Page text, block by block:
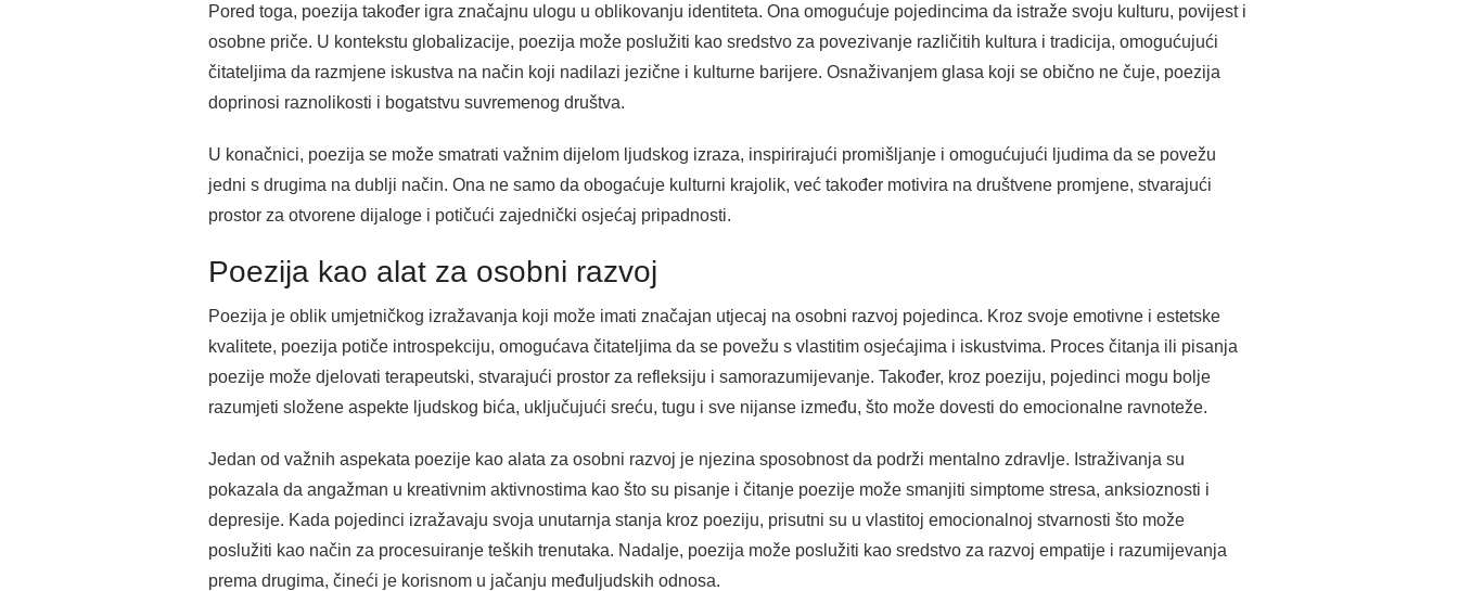
Pored toga, poezija također igra značajnu ulogu u oblikovanju identiteta. Ona omogućuje pojedincima da istraže svoju kulturu, povijest i
osobne priče. U kontekstu globalizacije, poezija može poslužiti kao sredstvo za povezivanje različitih kultura i tradicija, omogućujući
čitateljima da razmjene iskustva na način koji nadilazi jezične i kulturne barijere. Osnaživanjem glasa koji se obično ne čuje, poezija
doprinosi raznolikosti i bogatstvu suvremenog društva.
U konačnici, poezija se može smatrati važnim dijelom ljudskog izraza, inspirirajući promišljanje i omogućujući ljudima da se povežu
jedni s drugima na dublji način. Ona ne samo da obogaćuje kulturni krajolik, već također motivira na društvene promjene, stvarajući
prostor za otvorene dijaloge i potičući zajednički osjećaj pripadnosti.
Poezija kao alat za osobni razvoj
Poezija je oblik umjetničkog izražavanja koji može imati značajan utjecaj na osobni razvoj pojedinca. Kroz svoje emotivne i estetske
kvalitete, poezija potiče introspekciju, omogućava čitateljima da se povežu s vlastitim osjećajima i iskustvima. Proces čitanja ili pisanja
poezije može djelovati terapeutski, stvarajući prostor za refleksiju i samorazumijevanje. Također, kroz poeziju, pojedinci mogu bolje
razumjeti složene aspekte ljudskog bića, uključujući sreću, tugu i sve nijanse između, što može dovesti do emocionalne ravnoteže.
Jedan od važnih aspekata poezije kao alata za osobni razvoj je njezina sposobnost da podrži mentalno zdravlje. Istraživanja su
pokazala da angažman u kreativnim aktivnostima kao što su pisanje i čitanje poezije može smanjiti simptome stresa, anksioznosti i
depresije. Kada pojedinci izražavaju svoja unutarnja stanja kroz poeziju, prisutni su u vlastitoj emocionalnoj stvarnosti što može
poslužiti kao način za procesuiranje teških trenutaka. Nadalje, poezija može poslužiti kao sredstvo za razvoj empatije i razumijevanja
prema drugima, čineći je korisnom u jačanju međuljudskih odnosa.